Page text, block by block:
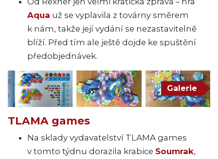
Aqua už se vyplavila z továrny směrem
k nám, takže její vydání se nezastavitelně
blíží. Před tím ale ještě dojde ke spuštění
předobjednávek.
Galerie
TLAMA games
Na sklady vydavatelství TLAMA games
v tomto týdnu dorazila krabice Soumrak,